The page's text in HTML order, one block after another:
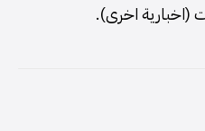
(اخبارية اخرى).